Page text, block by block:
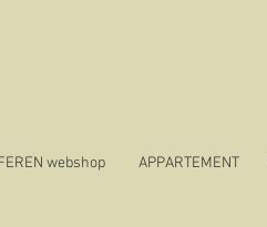
webshop APPARTEMENT